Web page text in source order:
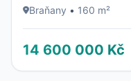
Braňany • 160 m²
14 600 000 Kč